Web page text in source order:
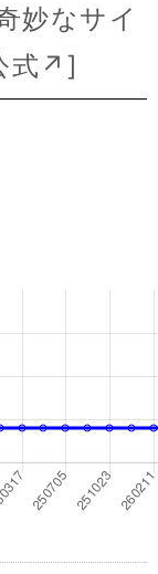
妙なサイ
式↗ ]